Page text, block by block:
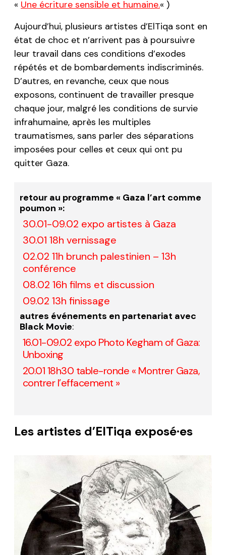
« Une écriture sensible et humaine.« )
Aujourd’hui, plusieurs artistes d’ElTiqa sont en
état de choc et n’arrivent pas à poursuivre
leur travail dans ces conditions d’exodes
répétés et de bombardements indiscriminés.
D’autres, en revanche, ceux que nous
exposons, continuent de travailler presque
chaque jour, malgré les conditions de survie
infrahumaine, après les multiples
traumatismes, sans parler des séparations
imposées pour celles et ceux qui ont pu
quitter Gaza.
retour au programme « Gaza l’art comme
poumon »:
30.01-09.02 expo artistes à Gaza
30.01 18h vernissage
02.02 11h brunch palestinien – 13h
conférence
08.02 16h films et discussion
09.02 13h finissage
autres événements en partenariat avec
Black Movie:
16.01-09.02 expo Photo Kegham of Gaza:
Unboxing
20.01 18h30 table-ronde « Montrer Gaza,
contrer l’effacement »
Les artistes d’ElTiqa exposé·es